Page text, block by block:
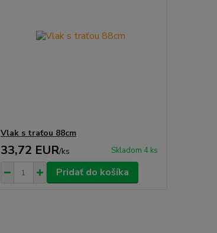
Vlak s traťou 88cm
33,72 EUR/ks Skladom 4 ks
Pridať do košíka